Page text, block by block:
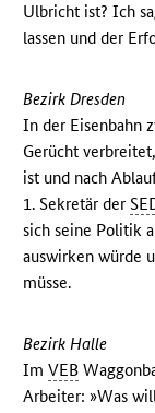
Ulbricht ist? Ich
lassen und der
Bezirk Dresden
In der Eisenbahn
Gerücht
ist und nach
1. Sekretär der
sich seine Politik
auswirken würde
müsse.
Bezirk Halle
ImVEB
Arbeiter: »Was